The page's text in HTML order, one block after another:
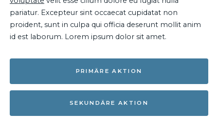
pariatur. Excepteur sint occaecat cupidatat non
proident, sunt in culpa qui officia deserunt mollit anim
id est laborum. Lorem ipsum dolor sit amet.
PRIMÄRE AKTION
SEKUNDÄRE AKTION